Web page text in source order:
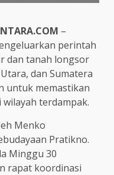
–
perintah
dan tanah longsor
dan Sumatera
untuk memastikan
terdampak.
Menko
Pratikno.
Minggu 30
rapat koordinasi